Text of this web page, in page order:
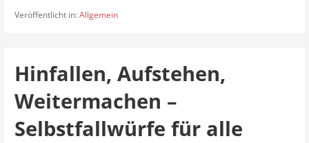
Veröffentlicht in:Allgemein
Hinfallen, Aufstehen,
Weitermachen –
Selbstfallwürfe für alle